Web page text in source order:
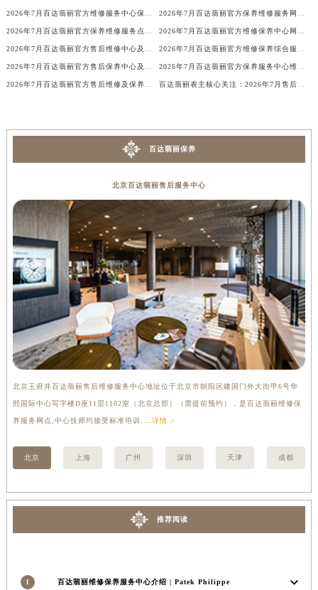
2026年7月百达翡丽官方维修服务中心保养点地址变更及新开补充最终版发布 2026年7月百达翡丽官方保养维修服务网络扩容补充最终公告（迁址新开）确认
2026年7月百达翡丽官方保养维修服务点最终迁移与新设网点最终完整版 2026年7月百达翡丽官方维修保养中心网点变动及新增信息补充确认发布
2026年7月百达翡丽官方售后维修中心及保养中心迁址与新增全览 2026年7月百达翡丽官方维修保养综合服务网迁址及新增网点补充最终速报表文件
2026年7月百达翡丽官方售后保养中心及维修点最新分布情况（搬迁新开）说明文件 2026年7月百达翡丽官方保养服务中心维修点搬迁及增设补充最终方案文本
2026年7月百达翡丽官方售后维修及保养中心网点更新汇总表 百达翡丽表主核心关注：2026年7月售后网点变动（迁址+新设）
百达翡丽保养
北京百达翡丽售后服务中心
北京王府井百达翡丽售后维修服务中心地址位于北京市朝阳区建国门外大街甲6号华
熙国际中心写字楼D座11层1102室（北京总部）（需提前预约），是百达翡丽维修保
养服务网点,中心技师均接受标准培训....详情 >
北京 上海 广州 深圳 天津 成都
推荐阅读
1 百达翡丽维修保养服务中心介绍 | Patek Philippe